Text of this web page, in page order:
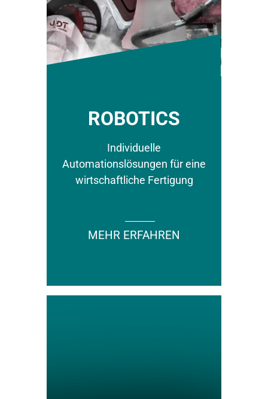
ROBOTICS
Individuelle
Automationslösungen für eine
wirtschaftliche Fertigung
MEHR ERFAHREN